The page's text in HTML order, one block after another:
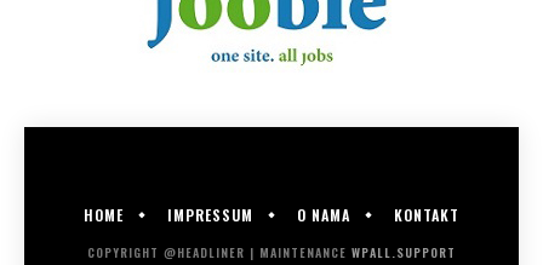
HOME IMPRESSUM O NAMA KONTAKT
COPYRIGHT @HEADLINER | MAINTENANCE WPALL.SUPPORT